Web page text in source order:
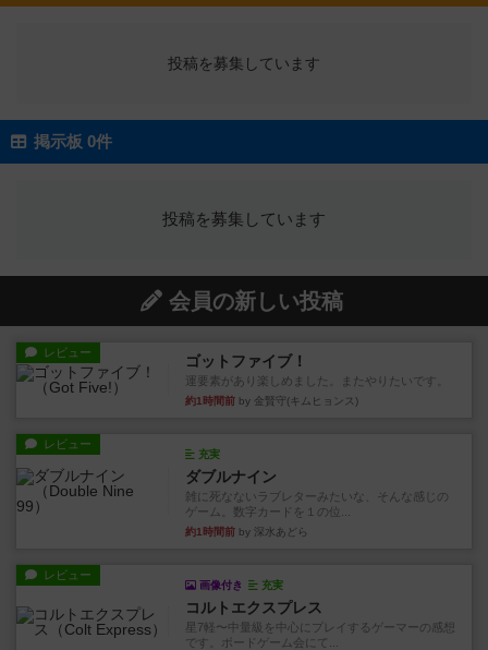
投稿を募集しています
掲示板 0件
投稿を募集しています
会員の新しい投稿
レビュー ゴットファイブ！
運要素があり楽しめました。またやりたいです。
約1時間前 by 金賢守(キムヒョンス)
レビュー
充実
ダブルナイン
雑に死なないラブレターみたいな、そんな感じの
ゲーム。数字カードを１の位...
約1時間前 by 深水あどら
レビュー
画像付き 充実
コルトエクスプレス
星7軽〜中量級を中心にプレイするゲーマーの感想
です。ボードゲーム会にて...